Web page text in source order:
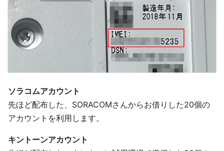
ソラコムアカウント
先ほど配布した、SORACOMさんからお借りした20個の
アカウントを利用します。
キントーンアカウント